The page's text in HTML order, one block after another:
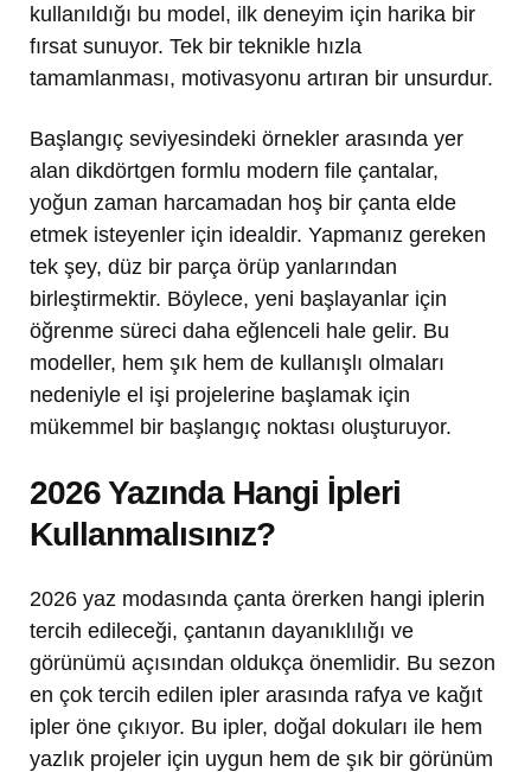
kullanıldığı bu model, ilk deneyim için harika bir
fırsat sunuyor. Tek bir teknikle hızla
tamamlanması, motivasyonu artıran bir unsurdur.
Başlangıç seviyesindeki örnekler arasında yer
alan dikdörtgen formlu modern file çantalar,
yoğun zaman harcamadan hoş bir çanta elde
etmek isteyenler için idealdir. Yapmanız gereken
tek şey, düz bir parça örüp yanlarından
birleştirmektir. Böylece, yeni başlayanlar için
öğrenme süreci daha eğlenceli hale gelir. Bu
modeller, hem şık hem de kullanışlı olmaları
nedeniyle el işi projelerine başlamak için
mükemmel bir başlangıç noktası oluşturuyor.
2026 Yazında Hangi İpleri
Kullanmalısınız?
2026 yaz modasında çanta örerken hangi iplerin
tercih edileceği, çantanın dayanıklılığı ve
görünümü açısından oldukça önemlidir. Bu sezon
en çok tercih edilen ipler arasında rafya ve kağıt
ipler öne çıkıyor. Bu ipler, doğal dokuları ile hem
yazlık projeler için uygun hem de şık bir görünüm